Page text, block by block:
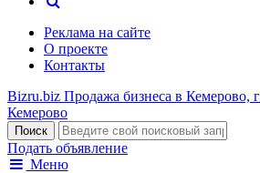
Реклама на сайте
О проекте
Контакты
Bizru.biz Продажа бизнеса в Кемерово,
Кемерово
Подать объявление
Меню